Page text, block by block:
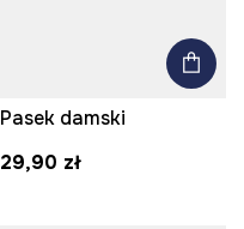
Pasek damski
29,90 zł